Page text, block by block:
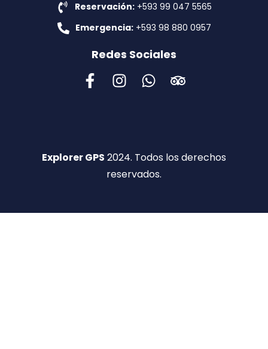
Reservación:+593 99 047 5565
Emergencia:+593 98 880 0957
Redes Sociales
Explorer GPS 2024. Todos los derechos
reservados.